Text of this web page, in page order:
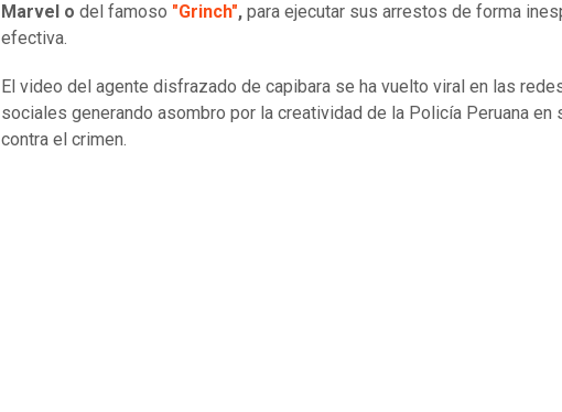
Marvel o del famoso "Grinch", para ejecutar sus arrestos de forma
efectiva.
El video del agente disfrazado de capibara se ha vuelto viral en las
sociales generando asombro por la creatividad de la Policía Peruana en
contra el crimen.